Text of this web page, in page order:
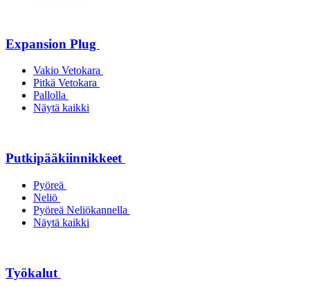
Expansion Plug
Vakio Vetokara
Pitkä Vetokara
Pallolla
Näytä kaikki
Putkipääkiinnikkeet
Pyöreä
Neliö
Pyöreä Neliökannella
Näytä kaikki
Työkalut